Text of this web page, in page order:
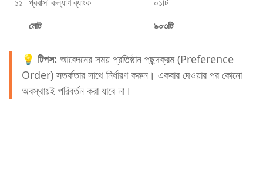
মোট
৯০৩টি
💡 টিপস: আবেদনের সময় প্রতিষ্ঠান পছন্দক্রম (Preference
Order) সতর্কতার সাথে নির্ধারণ করুন। একবার দেওয়ার পর কোনো
অবস্থায়ই পরিবর্তন করা যাবে না।